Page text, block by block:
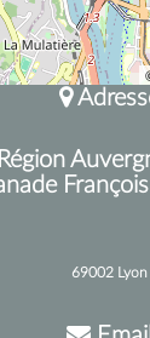
69002 Lyon